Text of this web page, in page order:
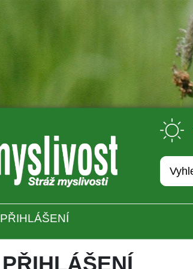
PŘIHLÁŠENÍ
PŘIHLÁŠENÍ